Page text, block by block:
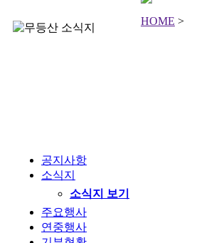
공지사항
소식지
소식지 보기
주요행사
연중행사
HOME >